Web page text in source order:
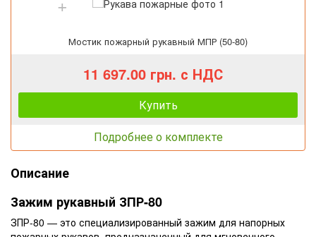
Мостик пожарный рукавный МПР (50-80)
11 697.00 грн. с НДС
Купить
Подробнее о комплекте
Описание
Зажим рукавный ЗПР-80
ЗПР-80 — это специализированный зажим для напорных